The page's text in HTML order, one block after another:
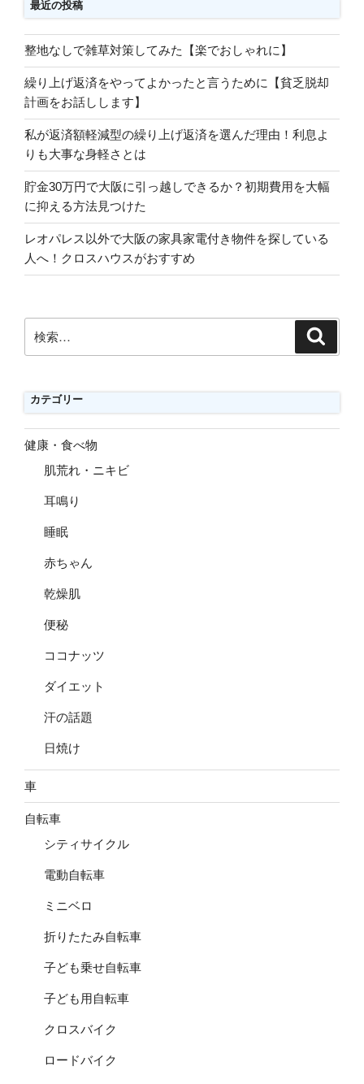
奮
闘
記
【熱
湯
と
除
草
剤
を
試
し
て
み
最近の投稿
整地なしで雑草対策してみた【楽でおしゃれに】
繰り上げ返済をやってよかったと言うために【貧乏脱却
計画をお話しします】
私が返済額軽減型の繰り上げ返済を選んだ理由！利息よ
りも大事な身軽さとは
貯金30万円で大阪に引っ越しできるか？初期費用を大幅
に抑える方法見つけた
レオパレス以外で大阪の家具家電付き物件を探している
人へ！クロスハウスがおすすめ
索:
カテゴリー
健康・食べ物
肌荒れ・ニキビ
耳鳴り
睡眠
赤ちゃん
乾燥肌
便秘
ココナッツ
ダイエット
汗の話題
日焼け
車
自転車
シティサイクル
電動自転車
ミニベロ
折りたたみ自転車
子ども乗せ自転車
子ども用自転車
クロスバイク
ロードバイク